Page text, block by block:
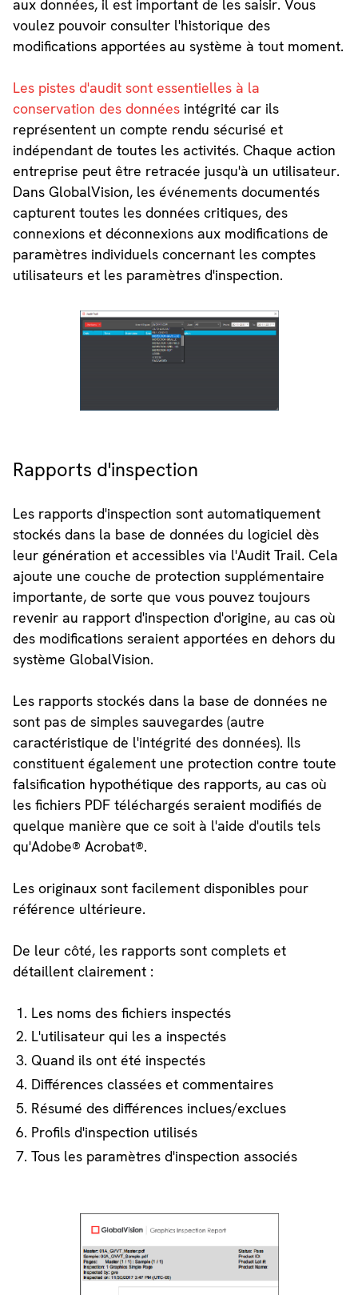
aux données, il est important de les saisir. Vous
voulez pouvoir consulter l'historique des
modifications apportées au système à tout moment.
Les pistes d'audit sont essentielles à la
conservation des données intégrité car ils
représentent un compte rendu sécurisé et
indépendant de toutes les activités. Chaque action
entreprise peut être retracée jusqu'à un utilisateur.
Dans GlobalVision, les événements documentés
capturent toutes les données critiques, des
connexions et déconnexions aux modifications de
paramètres individuels concernant les comptes
utilisateurs et les paramètres d'inspection.
Rapports d'inspection
Les rapports d'inspection sont automatiquement
stockés dans la base de données du logiciel dès
leur génération et accessibles via l'Audit Trail. Cela
ajoute une couche de protection supplémentaire
importante, de sorte que vous pouvez toujours
revenir au rapport d'inspection d'origine, au cas où
des modifications seraient apportées en dehors du
système GlobalVision.
Les rapports stockés dans la base de données ne
sont pas de simples sauvegardes (autre
caractéristique de l'intégrité des données). Ils
constituent également une protection contre toute
falsification hypothétique des rapports, au cas où
les fichiers PDF téléchargés seraient modifiés de
quelque manière que ce soit à l'aide d'outils tels
qu'Adobe® Acrobat®.
Les originaux sont facilement disponibles pour
référence ultérieure.
De leur côté, les rapports sont complets et
détaillent clairement :
Les noms des fichiers inspectés
L'utilisateur qui les a inspectés
Quand ils ont été inspectés
Différences classées et commentaires
Résumé des différences inclues/exclues
Profils d'inspection utilisés
Tous les paramètres d'inspection associés